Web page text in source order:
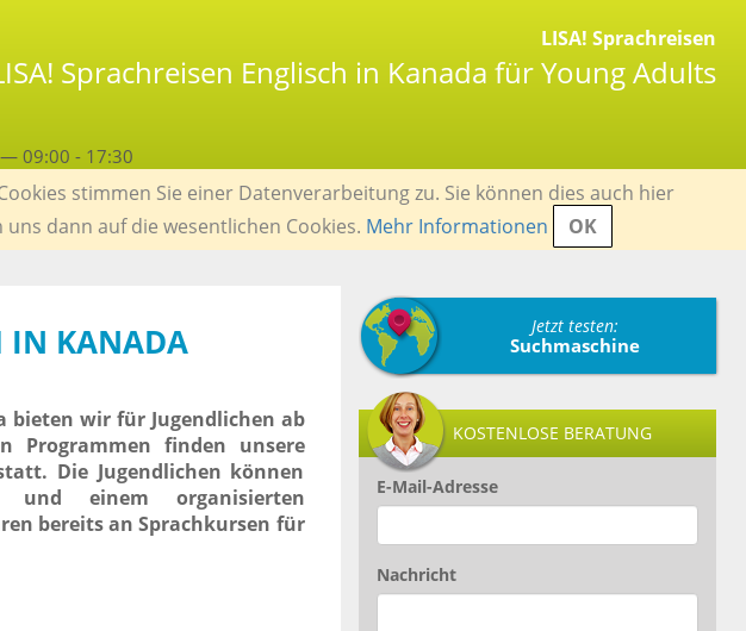
LISA! Sprachreisen
Sprachreisen Englisch in Kanada für Young Adults
09:00 - 17:30
stimmen Sie einer Datenverarbeitung zu. Sie können dies auch hier
dann auf die wesentlichen Cookies. Mehr Informationen OK
IN KANADA
bieten wir für Jugendlichen ab
Programmen finden unsere
Die Jugendlichen können
einem organisierten
bereits an Sprachkursen für
Jetzt testen:
Suchmaschine
KOSTENLOSE BERATUNG
E-Mail-Adresse
Nachricht